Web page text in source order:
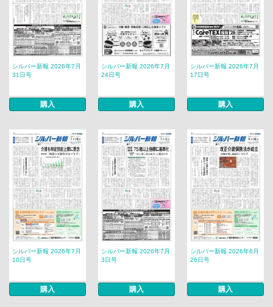
シルバー新報 2026年7月
31日号
購入
シルバー新報 2026年7月
24日号
購入
シルバー新報 2026年7月
17日号
購入
シルバー新報 2026年7月
10日号
購入
シルバー新報 2026年7月
3日号
購入
シルバー新報 2026年6月
26日号
購入